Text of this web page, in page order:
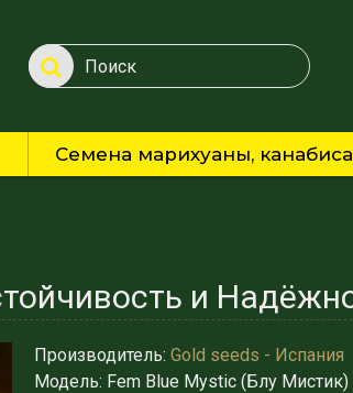
Семена марихуаны, канабиса
Производитель: Gold seeds - Испания
Модель: Fem Blue Mystic (Блу Мистик)